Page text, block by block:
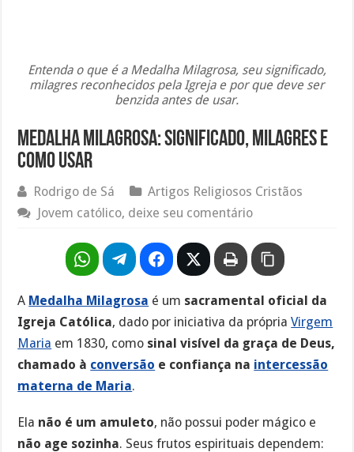
Entenda o que é a Medalha Milagrosa, seu significado,
milagres reconhecidos pela Igreja e por que deve ser
benzida antes de usar.
Medalha Milagrosa: significado, milagres e
como usar
Rodrigo de Sá
Artigos Religiosos Cristãos
Jovem católico, deixe seu comentário
A Medalha Milagrosa é um sacramental oficial da
Igreja Católica, dado por iniciativa da própriaVirgem
Maria em 1830, como sinal visível da graça de Deus,
chamado à conversão e confiança na intercessão
materna de Maria.
Ela não é um amuleto, não possui poder mágico e
não age sozinha. Seus frutos espirituais dependem: